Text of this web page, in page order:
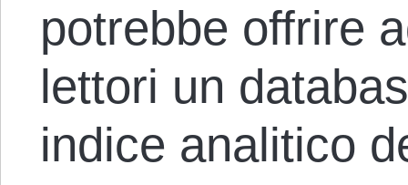
potrebbe offrire
lettori un
indice analitico